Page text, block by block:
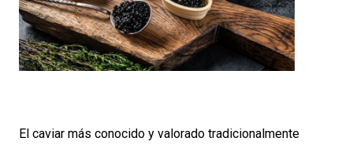
El caviar más conocido y valorado tradicionalmente